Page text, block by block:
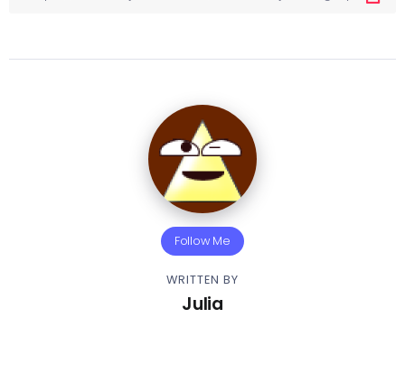
Follow Me
WRITTEN BY
Julia